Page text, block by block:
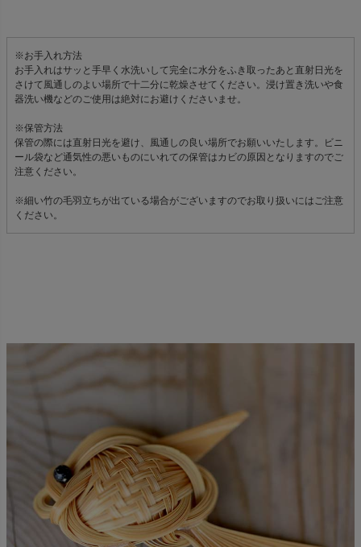
※お手入れ方法
お手入れはサッと手早く水洗いして完全に水分をふき取ったあと直射日光を
さけて風通しのよい場所で十二分に乾燥させてください。浸け置き洗いや食
器洗い機などのご使用は絶対にお避けくださいませ。
※保管方法
保管の際には直射日光を避け、風通しの良い場所でお願いいたします。ビニ
ール袋など通気性の悪いものにいれての保管はカビの原因となりますのでご
注意ください。
※細い竹の毛羽立ちが出ている場合がございますのでお取り扱いにはご注意
ください。